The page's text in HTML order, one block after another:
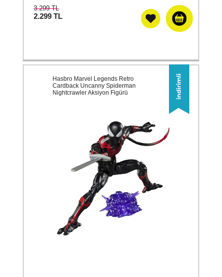
3.299 TL
2.299 TL
Hasbro Marvel Legends Retro
Cardback Uncanny Spiderman
Nightcrawler Aksiyon Figürü